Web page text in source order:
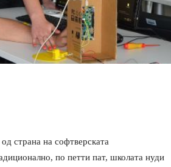
страна на софтверската
по петти пат, школата нуди